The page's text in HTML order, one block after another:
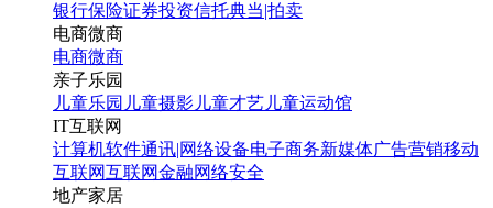
银行保险证券投资信托典当|拍卖
电商微商
电商微商
亲子乐园
儿童乐园 儿童摄影 儿童才艺 儿童运动馆
IT互联网
计算机软件通讯|网络设备电子商务新媒体广告营销移动
互联网互联网金融网络安全
地产家居